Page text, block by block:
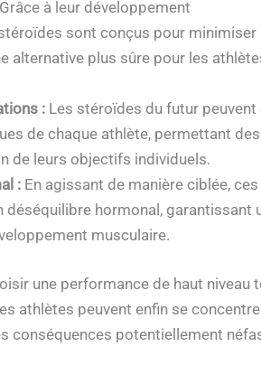
à leur développement
sont conçus pour minimiser
alternative plus sûre pour les
:Les stéroïdes du futur peuvent
de chaque athlète, permettant des
de leurs objectifs individuels.
:En agissant de manière ciblée, ces
hormonal, garantissant
musculaire.
une performance de haut niveau
athlètes peuvent enfin se
conséquences potentiellement